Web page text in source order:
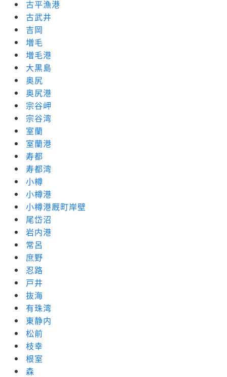
古平漁港
古武井
吉岡
増毛
増毛港
大黒島
奥尻
奥尻港
宗谷岬
宗谷湾
室蘭
室蘭港
寿都
寿都湾
小樽
小樽港
小樽港厩町岸壁
尾岱沼
岩内港
常呂
庶野
忍路
戸井
抜海
有珠湾
東静内
松前
枝幸
根室
森